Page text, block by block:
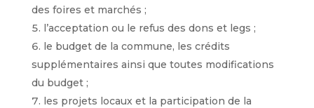
des foires et marchés ;
l’acceptation ou le refus des dons et legs ;
le budget de la commune, les crédits
supplémentaires ainsi que toutes modifications
du budget ;
les projets locaux et la participation de la